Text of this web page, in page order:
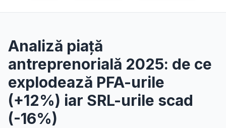
Analiză piață
antreprenorială 2025: de ce
explodează PFA-urile
(+12%) iar SRL-urile scad
(-16%)